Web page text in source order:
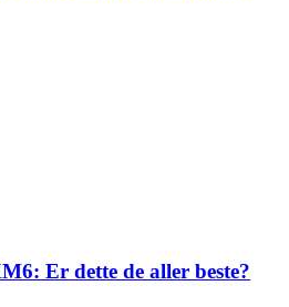
Er dette de aller beste?